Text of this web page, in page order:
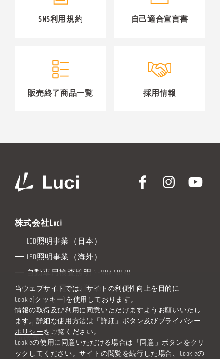
SNS利用規約 自己適合宣言書
販売終了商品一覧 採用情報
株式会社Luci
LED照明事業（日本）
LED照明事業（海外）
自動車用検査照明 GENBA SHIKO
カスタム電源事業 Zero to One
プライバシーポリシー
サイトマップ
Luci販売規約
当ウェブサイトでは、サイトの利便性向上を目的に
Cookie(クッキー)を使用しております。
情報の取得及び利用に同意いただけますようお願いいたし
ます。詳細な使用方法は「詳細」ボタン及びプライバシー
ポリシーをご覧ください。
Cookieの使用に同意いただける場合は「同意」ボタンをクリ
ックしてください。サイトの閲覧を続行した場合、Cookieの